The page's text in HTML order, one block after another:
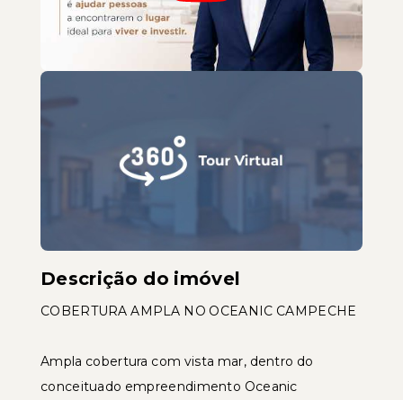
Descrição do imóvel
COBERTURA AMPLA NO OCEANIC CAMPECHE
Ampla cobertura com vista mar, dentro do
conceituado empreendimento Oceanic